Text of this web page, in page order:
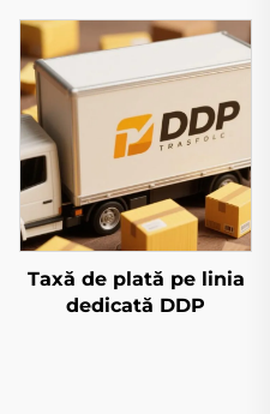
Taxă de plată pe linia
dedicată DDP